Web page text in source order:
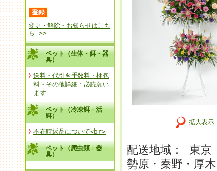
変更・解除・お知らせはこち
ら >>
ペット（生体・餌・器
具）
送料・代引き手数料・梱包
料・その他詳細：必読願い
ます
ペット（冷凍餌・活
餌）
不在時返品について<br>
ペット（爬虫類：器
具）
拡大表示
配送地域： 東京
勢原・秦野・厚